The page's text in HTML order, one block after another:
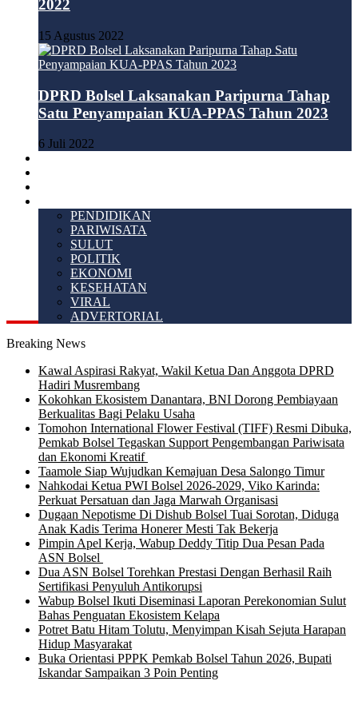
2022
15 Agustus 2022
DPRD Bolsel Laksanakan Paripurna Tahap
Satu Penyampaian KUA-PPAS Tahun 2023
6 Juli 2022
PENDIDIKAN
PARIWISATA
SULUT
POLITIK
EKONOMI
KESEHATAN
VIRAL
ADVERTORIAL
Breaking News
Kawal Aspirasi Rakyat, Wakil Ketua Dan Anggota DPRD
Hadiri Musrembang
Kokohkan Ekosistem Danantara, BNI Dorong Pembiayaan
Berkualitas Bagi Pelaku Usaha
Tomohon International Flower Festival (TIFF) Resmi Dibuka,
Pemkab Bolsel Tegaskan Support Pengembangan Pariwisata
dan Ekonomi Kreatif
Taamole Siap Wujudkan Kemajuan Desa Salongo Timur
Nahkodai Ketua PWI Bolsel 2026-2029, Viko Karinda:
Perkuat Persatuan dan Jaga Marwah Organisasi
Dugaan Nepotisme Di Dishub Bolsel Tuai Sorotan, Diduga
Anak Kadis Terima Honerer Mesti Tak Bekerja
Pimpin Apel Kerja, Wabup Deddy Titip Dua Pesan Pada
ASN Bolsel
Dua ASN Bolsel Torehkan Prestasi Dengan Berhasil Raih
Sertifikasi Penyuluh Antikorupsi
Wabup Bolsel Ikuti Diseminasi Laporan Perekonomian Sulut
Bahas Penguatan Ekosistem Kelapa
Potret Batu Hitam Tolutu, Menyimpan Kisah Sejuta Harapan
Hidup Masyarakat
Buka Orientasi PPPK Pemkab Bolsel Tahun 2026, Bupati
Iskandar Sampaikan 3 Poin Penting